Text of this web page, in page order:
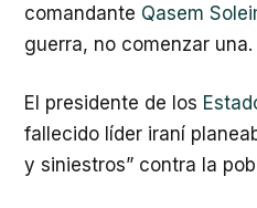
comandante Qasem
guerra, no comenzar una.
El presidente de los
fallecido líder iraní
y siniestros” contra la